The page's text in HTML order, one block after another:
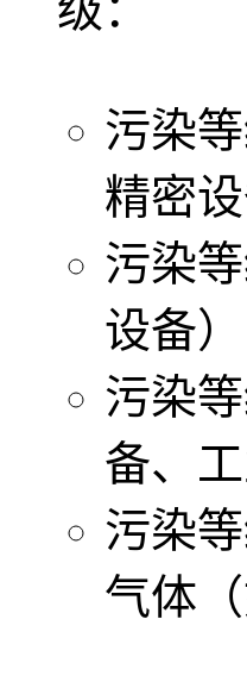
污染
精密设
污染
设备）
污染
备、工
污染
气体